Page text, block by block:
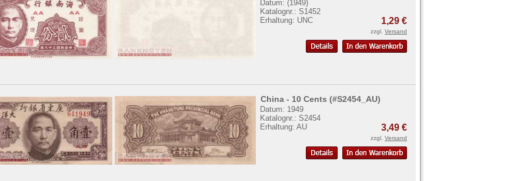
Datum: (1949)
Katalognr.: S1452
Erhaltung: UNC
1,29 €
zzgl. Versand
China - 10 Cents (#S2454_AU)
Datum: 1949
Katalognr.: S2454
Erhaltung: AU
3,49 €
zzgl. Versand